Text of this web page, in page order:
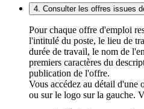
4. Consulter les offres issues
Pour chaque offre d'emploi
l'intitulé du poste, le lieu de
durée de travail, le nom de
premiers caractères du
publication de l'offre.
Vous accédez au détail
ou sur le logo sur la gauche.